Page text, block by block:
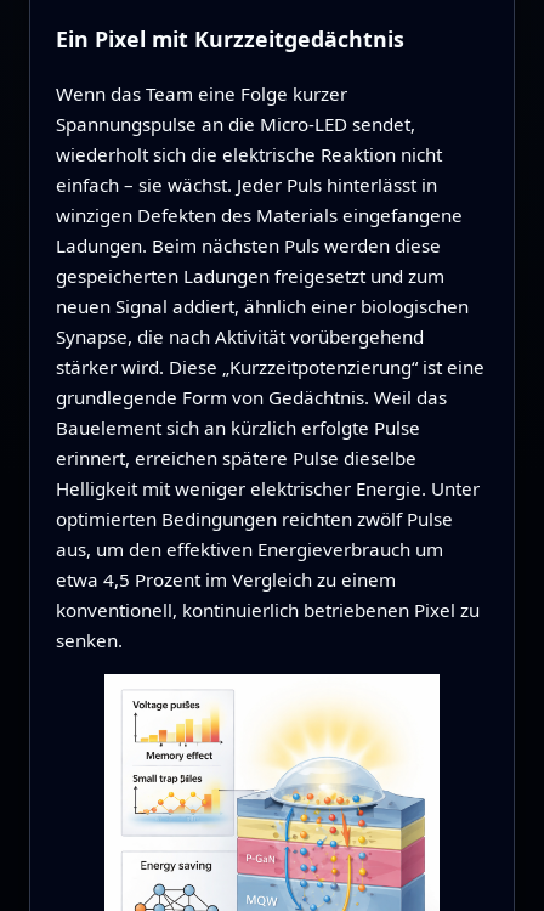
Ein Pixel mit Kurzzeitgedächtnis
Wenn das Team eine Folge kurzer
Spannungspulse an die Micro‑LED sendet,
wiederholt sich die elektrische Reaktion nicht
einfach – sie wächst. Jeder Puls hinterlässt in
winzigen Defekten des Materials eingefangene
Ladungen. Beim nächsten Puls werden diese
gespeicherten Ladungen freigesetzt und zum
neuen Signal addiert, ähnlich einer biologischen
Synapse, die nach Aktivität vorübergehend
stärker wird. Diese „Kurzzeitpotenzierung“ ist eine
grundlegende Form von Gedächtnis. Weil das
Bauelement sich an kürzlich erfolgte Pulse
erinnert, erreichen spätere Pulse dieselbe
Helligkeit mit weniger elektrischer Energie. Unter
optimierten Bedingungen reichten zwölf Pulse
aus, um den effektiven Energieverbrauch um
etwa 4,5 Prozent im Vergleich zu einem
konventionell, kontinuierlich betriebenen Pixel zu
senken.